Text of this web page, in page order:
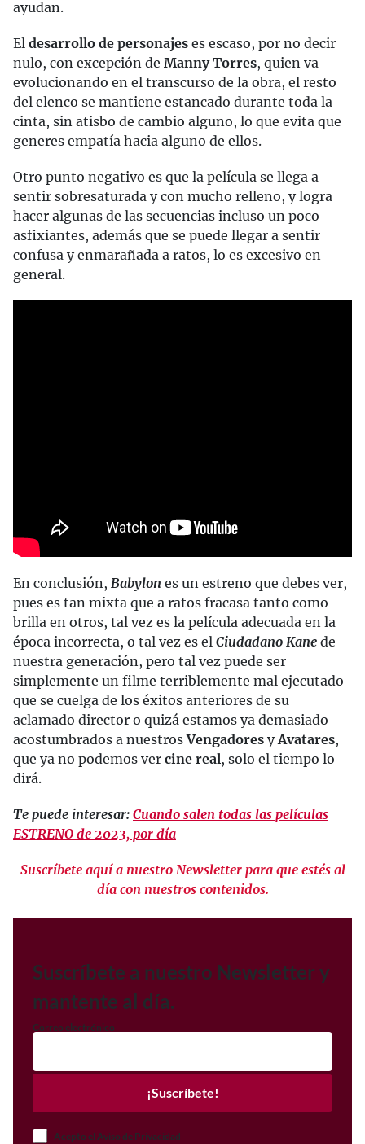
ayudan.
El desarrollo de personajes es escaso, por no decir
nulo, con excepción de Manny Torres, quien va
evolucionando en el transcurso de la obra, el resto
del elenco se mantiene estancado durante toda la
cinta, sin atisbo de cambio alguno, lo que evita que
generes empatía hacia alguno de ellos.
Otro punto negativo es que la película se llega a
sentir sobresaturada y con mucho relleno, y logra
hacer algunas de las secuencias incluso un poco
asfixiantes, además que se puede llegar a sentir
confusa y enmarañada a ratos, lo es excesivo en
general.
En conclusión, Babylon es un estreno que debes ver,
pues es tan mixta que a ratos fracasa tanto como
brilla en otros, tal vez es la película adecuada en la
época incorrecta, o tal vez es el Ciudadano Kane de
nuestra generación, pero tal vez puede ser
simplemente un filme terriblemente mal ejecutado
que se cuelga de los éxitos anteriores de su
aclamado director o quizá estamos ya demasiado
acostumbrados a nuestrosVengadores yAvatares,
que ya no podemos ver cine real, solo el tiempo lo
dirá.
Te puede interesar: Cuando salen todas las películas
ESTRENO de 2023, por día
Suscríbete aquí a nuestro Newsletter para que estés al
día con nuestros contenidos.
Suscríbete a nuestro Newsletter y
mantente al día.
Correo electrónico
¡Suscríbete!
Acepto el Aviso de Privacidad